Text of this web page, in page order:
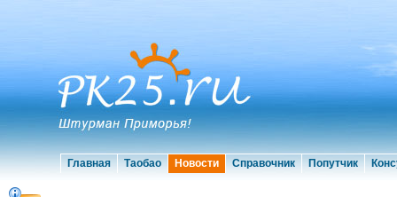
Главная Таобао Новости Справочник Попутчик